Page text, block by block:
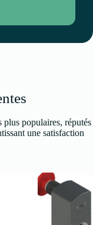
populaires, réputés
une satisfaction